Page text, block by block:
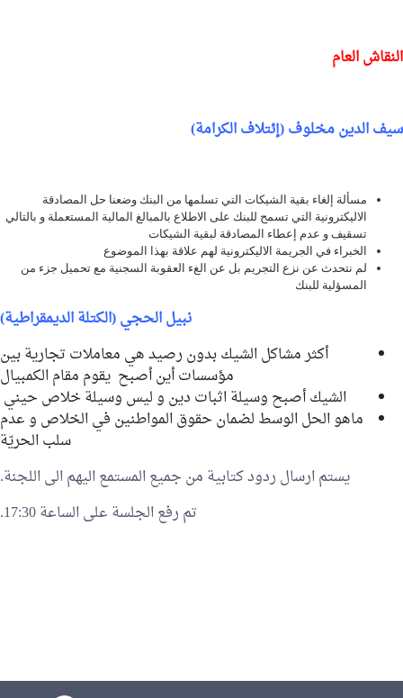
النقاش العام
سيف الدين مخلوف (إئتلاف الكرامة)
مسألة إلغاء بقية الشيكات التي تسلمها من البنك وضعنا حل المصادقة
الاليكترونية التي تسمح للبنك على الاطلاع بالمبالغ المالية المستعملة و بالتالي
تسقيف و عدم إعطاء المصادقة لبقية الشيكات
الخبراء في الجريمة الاليكترونية لهم علاقة بهذا الموضوع
لم نتحدث عن نزع التجريم بل عن الغء العقوبة السجنية مع تحميل جزء من
المسؤلية للبنك
نبيل الحجي (الكتلة الديمقراطية)
أكثر مشاكل الشيك بدون رصيد هي معاملات تجارية بين
مؤسسات أين أصبح يقوم مقام الكمبيال
الشيك أصبح وسيلة اثبات دين و ليس وسيلة خلاص حيني
ماهو الحل الوسط لضمان حقوق المواطنين في الخلاص و عدم
سلب الحريّة
يستم ارسال ردود كتابية من جميع المستمع اليهم الى اللجنة.
تم رفع الجلسة على الساعة 17:30.